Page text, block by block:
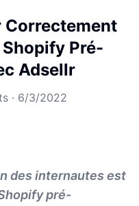
Correctement
Pré-
Adsellr
· 6/3/2022
des internautes est
pré-